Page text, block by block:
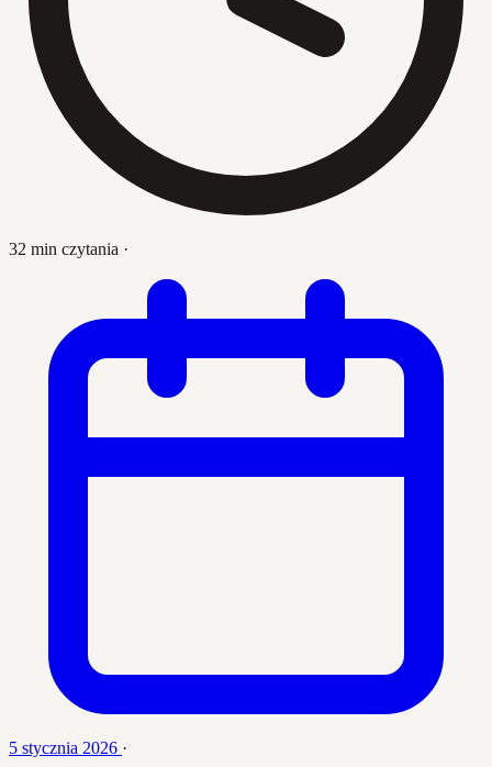
32 min czytania ·
5 stycznia 2026 ·